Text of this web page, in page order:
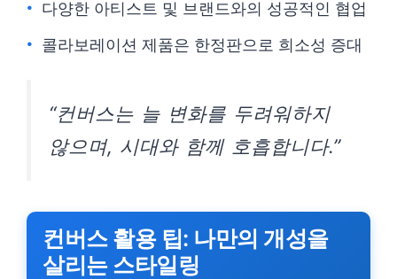
다양한 아티스트 및 브랜드와의 성공적인 협업
콜라보레이션 제품은 한정판으로 희소성 증대
“컨버스는 늘 변화를 두려워하지
않으며, 시대와 함께 호흡합니다.”
컨버스 활용 팁: 나만의 개성을
살리는 스타일링